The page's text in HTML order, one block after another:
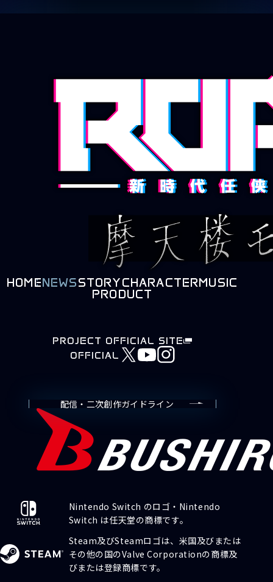
HOMENEWSSTORYCHARACTERMUSIC
PRODUCT
PROJECT OFFICIAL SITE
OFFICIAL
配信・二次創作ガイドライン
Nintendo Switch のロゴ・Nintendo
Switch は任天堂の商標です。
Steam及びSteamロゴは、米国及びまたは
その他の国のValve Corporationの商標及
びまたは登録商標です。